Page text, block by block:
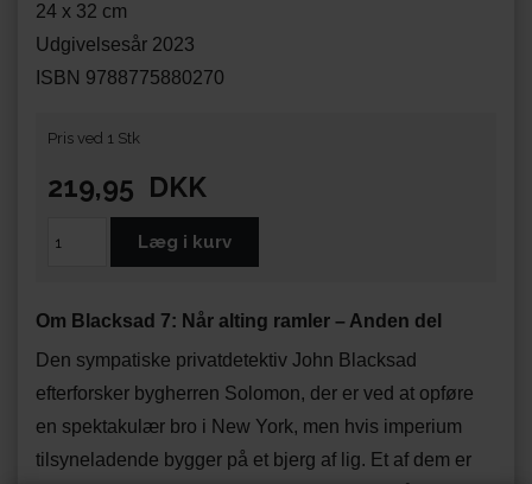
24 x 32 cm
Udgivelsesår 2023
ISBN 9788775880270
Pris ved 1 Stk
219,95 DKK
Om Blacksad 7: Når alting ramler – Anden del
Den sympatiske privatdetektiv John Blacksad
efterforsker bygherren Solomon, der er ved at opføre
en spektakulær bro i New York, men hvis imperium
tilsyneladende bygger på et bjerg af lig. Et af dem er